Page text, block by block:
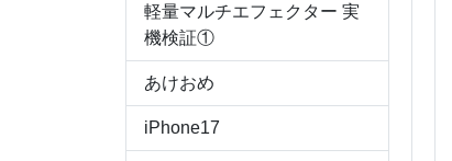
軽量マルチエフェクター 実
機検証①
あけおめ
iPhone17